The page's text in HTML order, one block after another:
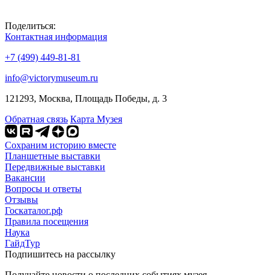
Поделиться:
Контактная информация
+7 (499) 449-81-81
info@victorymuseum.ru
121293, Москва, Площадь Победы, д. 3
Обратная связь Карта Музея
Сохраним историю вместе
Планшетные выставки
Передвижные выставки
Вакансии
Вопросы и ответы
Отзывы
Госкаталог.рф
Правила посещения
Наука
ГайдТур
Подпишитесь на рассылку